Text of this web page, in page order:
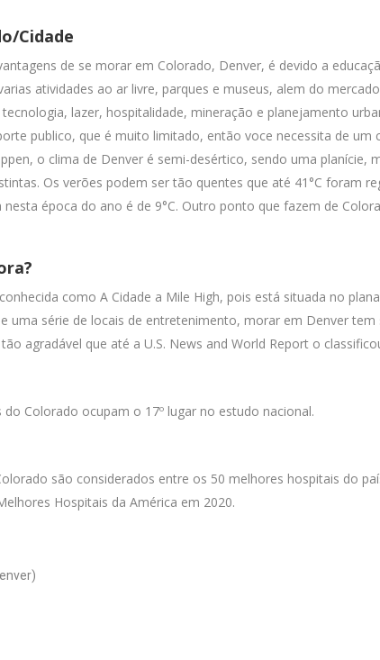
Cidade
de se morar em Colorado, Denver, é devido a
atividades ao ar livre, parques e museus, alem do
lazer, hospitalidade, mineração e planejamento
publico, que é muito limitado, então voce necessita de
o clima de Denver é semi-desértico, sendo uma
Os verões podem ser tão quentes que até 41°C foram
época do ano é de 9°C. Outro ponto que fazem de
como A Cidade a Mile High, pois está situada no
uma série de locais de entretenimento, morar em Denver
agradável que até a U.S. News and World Report o
do Colorado ocupam o 17º lugar no estudo nacional.
são considerados entre os 50 melhores hospitais do
Hospitais da América em 2020.